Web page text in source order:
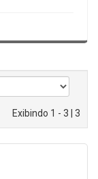
Exibindo 1 - 3 | 3